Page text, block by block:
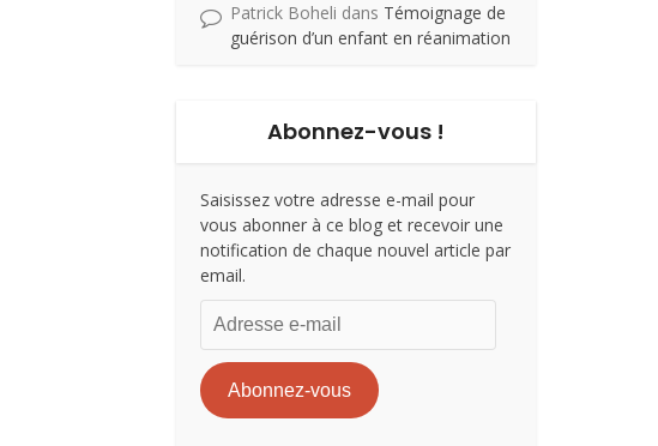
Patrick Boheli dans Témoignage de
guérison d’un enfant en réanimation
Abonnez-vous !
Saisissez votre adresse e-mail pour
vous abonner à ce blog et recevoir une
notification de chaque nouvel article par
email.
Adresse
e-
mail
Abonnez-vous